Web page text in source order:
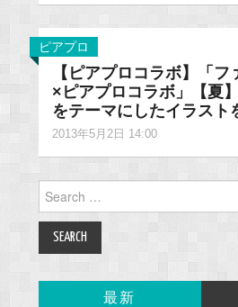
ピアプロ
【ピアプロコラボ】「フ
×ピアプロコラボ」【夏
をテーマにしたイラスト
2013年5月2日 14:00
Search
for:
最新